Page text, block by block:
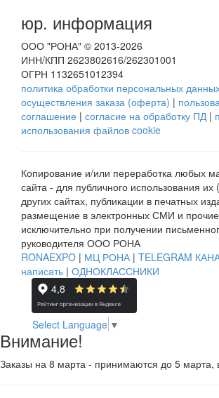
юр. информация
ООО "РОНА" © 2013-2026
ИНН/КПП 2623802616/262301001
ОГРН 1132651012394
политика обработки персональных
осуществления заказа (оферта) |
соглашение | согласие на обработку ПД |
использования файлов cookie
Копирование и/или переработка любых
сайта - для публичного использования
других сайтах, публикации в печатных
размещение в электронных СМИ и
исключительно при получении
руководителя ООО РОНА
RONAEXPO | МЦ РОНА | TELEGRAM
написать | ОДНОКЛАССНИКИ
Select Language ▼
Внимание!
Заказы на 8 марта - принимаются до 5 марта,